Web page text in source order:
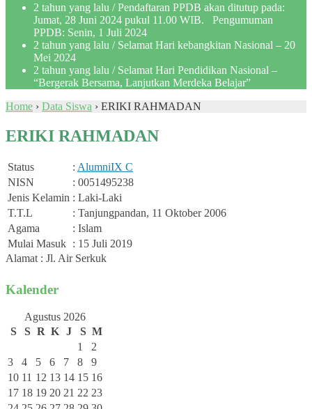
2 tahun yang lalu / Pendaftaran PPDB akan ditutup pada:
Jumat, 28 Juni 2024 pukul 11.00 WIB. Pengumuman
PPDB: Senin, 1 Juli 2024
2 tahun yang lalu / Selamat Hari kebangkitan Nasional – 20
Mei 2024
2 tahun yang lalu / Selamat Hari Pendidikan Nasional –
“Bergerak Bersama, Lanjutkan Merdeka Belajar”
Home › Data Siswa › ERIKI RAHMADAN
ERIKI RAHMADAN
Status : AlumniIX C
NISN
: 0051495238
Jenis Kelamin : Laki-Laki
T.T.L
: Tanjungpandan, 11 Oktober 2006
Agama
: Islam
Mulai Masuk : 15 Juli 2019
Alamat : Jl. Air Serkuk
Kalender
Agustus 2026
S
S R K J S M
1
2
3
4 5 6 7 8
9
10 11 12 13 14 15 16
17 18 19 20 21 22 23